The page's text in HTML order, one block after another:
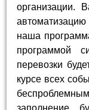
организации.
наша
программой
перевозки
курсе всех
заполнение